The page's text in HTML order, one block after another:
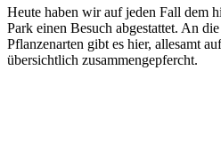
Heute haben wir auf jeden Fall dem
Park einen Besuch abgestattet. An
Pflanzenarten gibt es hier, allesamt
übersichtlich zusammengepfercht.